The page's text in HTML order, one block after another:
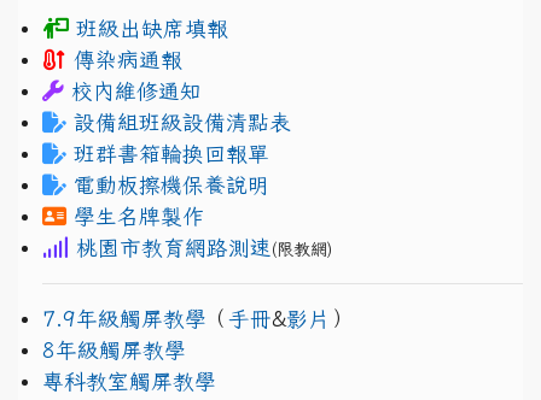
班級出缺席填報
傳染病通報
校內維修通知
設備組班級設備清點表
班群書箱輪換回報單
電動板擦機保養說明
學生名牌製作
桃園市教育網路測速 (限教網)
7.9年級觸屏教學 （ 手冊&影片 ）
8年級觸屏教學
專科教室觸屏教學